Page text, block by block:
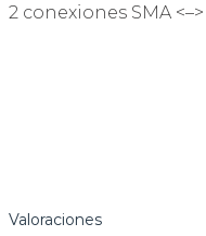
2 conexiones SMA
Valoraciones